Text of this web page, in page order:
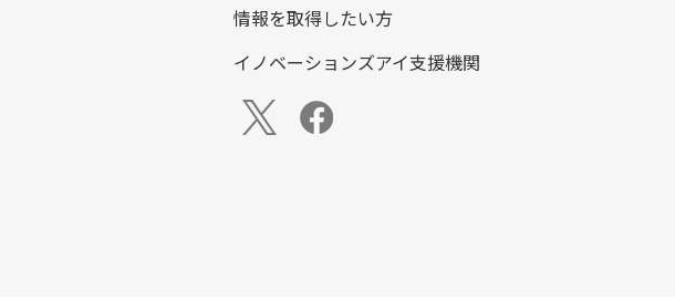
情報を取得したい方
イノベーションズアイ支援機関